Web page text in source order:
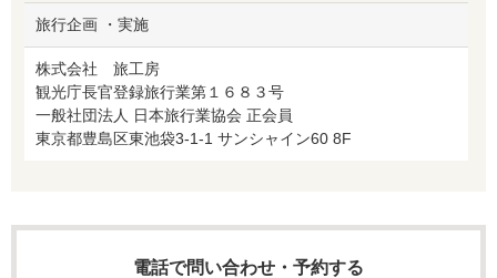
旅行企画 ・実施
株式会社 旅工房
観光庁長官登録旅行業第１６８３号
一般社団法人 日本旅行業協会 正会員
東京都豊島区東池袋3-1-1 サンシャイン60 8F
電話で問い合わせ・予約する